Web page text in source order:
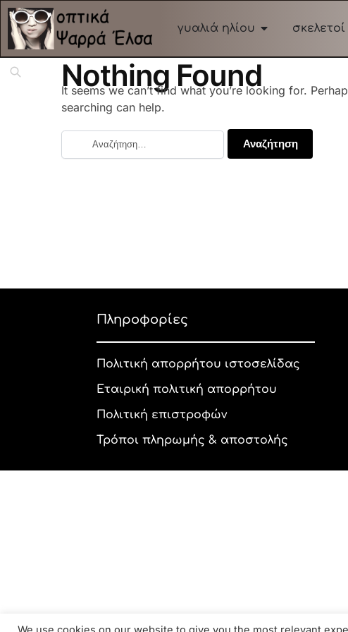
γυαλιά ηλίου
Nothing Found
It seems we can’t find what you’re looking for.
searching can help.
Πληροφορίες
Πολιτική απορρήτου ιστοσελίδας
Εταιρική πολιτική απορρήτου
Πολιτική επιστροφών
Τρόποι πληρωμής & αποστολής